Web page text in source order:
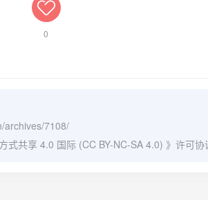
0
archives/7108/
式共享 4.0 国际 (CC BY-NC-SA 4.0) 》许可协